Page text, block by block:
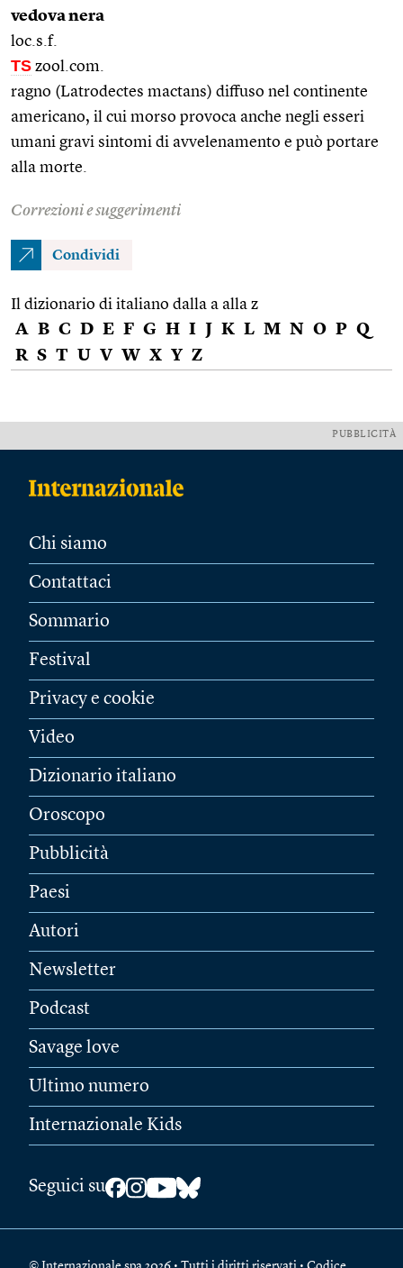
vedova nera
loc.s.f.
TS zool.com.
ragno (Latrodectes mactans) diffuso nel continente
americano, il cui morso provoca anche negli esseri
umani gravi sintomi di avvelenamento e può portare
alla morte.
Correzioni e suggerimenti
Condividi
Il dizionario di italiano dalla a alla z
A B C D E F G H I J K L M N O P Q
R S T U V W X Y Z
PUBBLICITÀ
Chi siamo
Contattaci
Sommario
Festival
Privacy e cookie
Video
Dizionario italiano
Oroscopo
Pubblicità
Paesi
Autori
Newsletter
Podcast
Savage love
Ultimo numero
Internazionale Kids
Seguici su